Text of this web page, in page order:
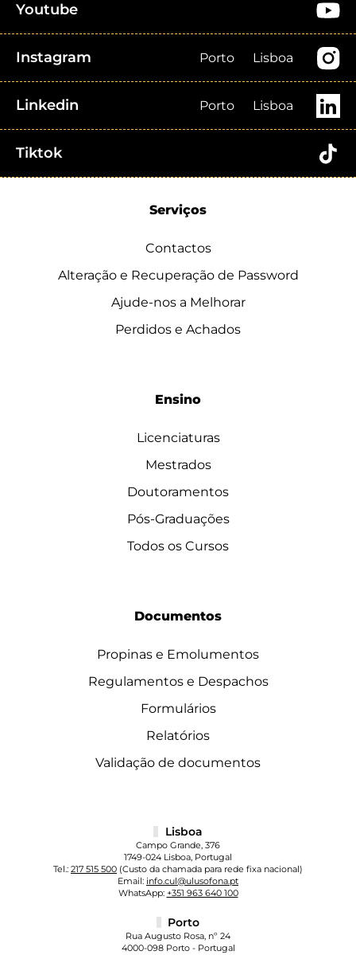
Youtube
Instagram Porto Lisboa
Linkedin Porto Lisboa
Tiktok
Serviços
Contactos
Alteração e Recuperação de Password
Ajude-nos a Melhorar
Perdidos e Achados
Ensino
Licenciaturas
Mestrados
Doutoramentos
Pós-Graduações
Todos os Cursos
Documentos
Propinas e Emolumentos
Regulamentos e Despachos
Formulários
Relatórios
Validação de documentos
Lisboa
Campo Grande, 376
1749-024 Lisboa, Portugal
Tel.: 217 515 500 (Custo da chamada para rede fixa nacional)
Email: info.cul@ulusofona.pt
WhatsApp: +351 963 640 100
Porto
Rua Augusto Rosa, nº 24
4000-098 Porto - Portugal